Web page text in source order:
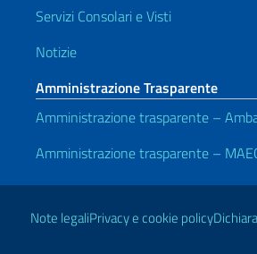
Servizi Consolari e Visti
Notizie
Amministrazione Trasparente
Amministrazione trasparente –
Amministrazione trasparente –
Link Utili
Note legaliPrivacy e cookie policy